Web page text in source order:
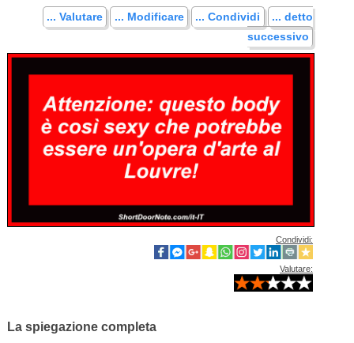
... Valutare ... Modificare ... Condividi
... detto
successivo
Condividi:
Valutare:
La spiegazione completa